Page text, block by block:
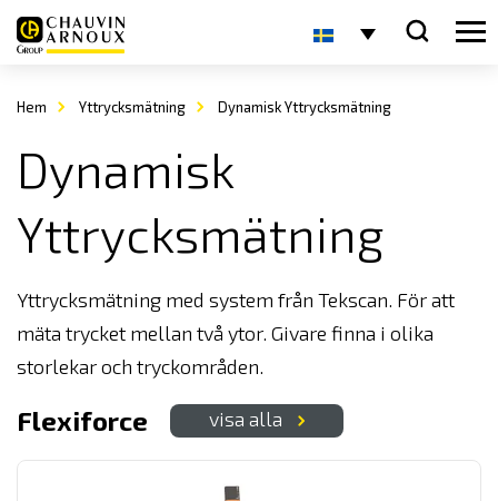
Hem Yttrycksmätning Dynamisk Yttrycksmätning
Dynamisk
Yttrycksmätning
Yttrycksmätning med system från Tekscan. För att
mäta trycket mellan två ytor. Givare finna i olika
storlekar och tryckområden.
Flexiforce visa alla